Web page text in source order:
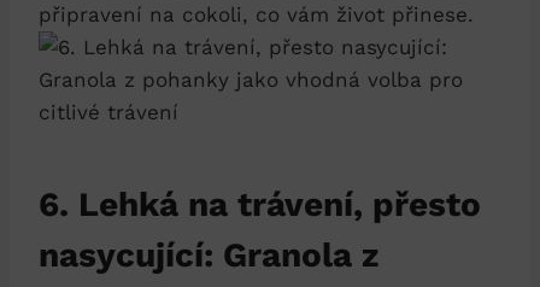
připravení na cokoli, co vám život přinese.
6. Lehká na trávení, přesto
nasycující: Granola z